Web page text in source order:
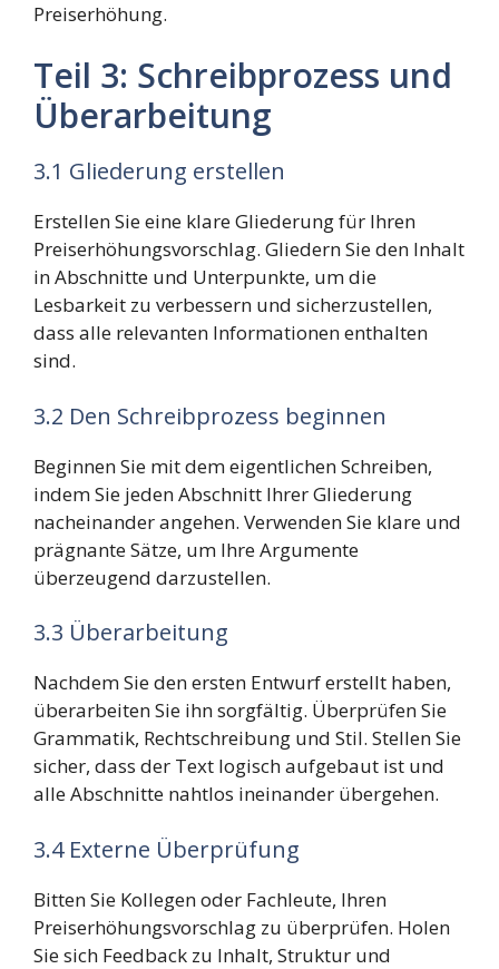
Preiserhöhung.
Teil 3: Schreibprozess und
Überarbeitung
3.1 Gliederung erstellen
Erstellen Sie eine klare Gliederung für Ihren
Preiserhöhungsvorschlag. Gliedern Sie den Inhalt
in Abschnitte und Unterpunkte, um die
Lesbarkeit zu verbessern und sicherzustellen,
dass alle relevanten Informationen enthalten
sind.
3.2 Den Schreibprozess beginnen
Beginnen Sie mit dem eigentlichen Schreiben,
indem Sie jeden Abschnitt Ihrer Gliederung
nacheinander angehen. Verwenden Sie klare und
prägnante Sätze, um Ihre Argumente
überzeugend darzustellen.
3.3 Überarbeitung
Nachdem Sie den ersten Entwurf erstellt haben,
überarbeiten Sie ihn sorgfältig. Überprüfen Sie
Grammatik, Rechtschreibung und Stil. Stellen Sie
sicher, dass der Text logisch aufgebaut ist und
alle Abschnitte nahtlos ineinander übergehen.
3.4 Externe Überprüfung
Bitten Sie Kollegen oder Fachleute, Ihren
Preiserhöhungsvorschlag zu überprüfen. Holen
Sie sich Feedback zu Inhalt, Struktur und